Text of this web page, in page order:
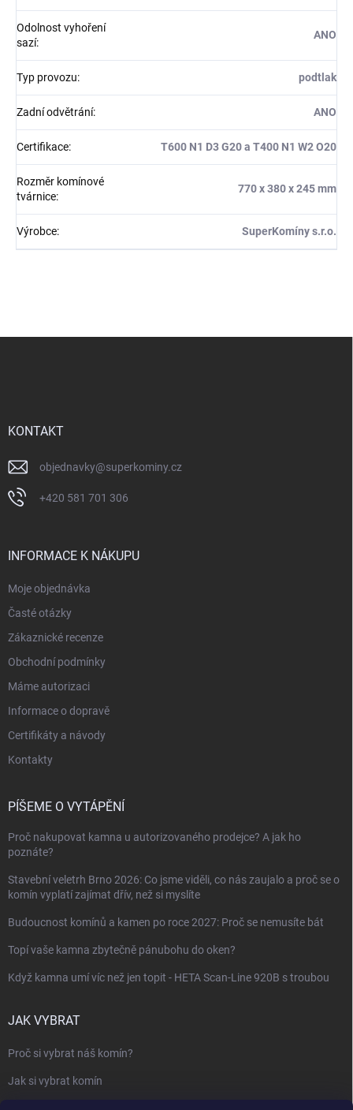
Odolnost vyhoření
sazí:
ANO
Typ provozu: podtlak
Zadní odvětrání: ANO
Certifikace: T600 N1 D3 G20 a T400 N1 W2 O20
Rozměr komínové
tvárnice:
770 x 380 x 245 mm
Výrobce: SuperKomíny s.r.o.
KONTAKT
objednavky@superkominy.cz
+420 581 701 306
INFORMACE K NÁKUPU
Moje objednávka
Časté otázky
Zákaznické recenze
Obchodní podmínky
Máme autorizaci
Informace o dopravě
Certifikáty a návody
Kontakty
PÍŠEME O VYTÁPĚNÍ
Proč nakupovat kamna u autorizovaného prodejce? A jak ho
poznáte?
Stavební veletrh Brno 2026: Co jsme viděli, co nás zaujalo a proč se o
komín vyplatí zajímat dřív, než si myslíte
Budoucnost komínů a kamen po roce 2027: Proč se nemusíte bát
Topí vaše kamna zbytečně pánubohu do oken?
Když kamna umí víc než jen topit - HETA Scan-Line 920B s troubou
JAK VYBRAT
Proč si vybrat náš komín?
Jak si vybrat komín